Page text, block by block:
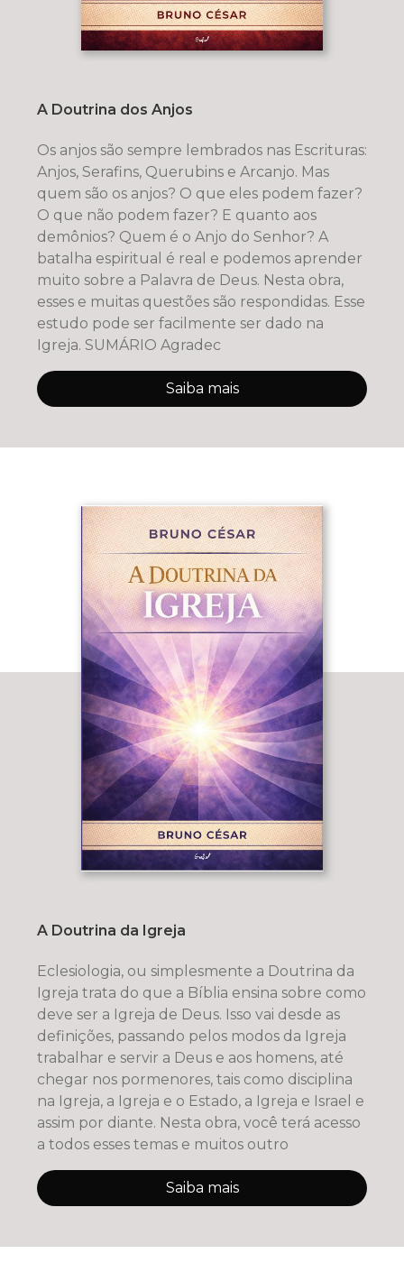
A Doutrina dos Anjos
Os anjos são sempre lembrados nas Escrituras:
Anjos, Serafins, Querubins e Arcanjo. Mas
quem são os anjos? O que eles podem fazer?
O que não podem fazer? E quanto aos
demônios? Quem é o Anjo do Senhor? A
batalha espiritual é real e podemos aprender
muito sobre a Palavra de Deus. Nesta obra,
esses e muitas questões são respondidas. Esse
estudo pode ser facilmente ser dado na
Igreja. SUMÁRIO Agradec
Saiba mais
A Doutrina da Igreja
Eclesiologia, ou simplesmente a Doutrina da
Igreja trata do que a Bíblia ensina sobre como
deve ser a Igreja de Deus. Isso vai desde as
definições, passando pelos modos da Igreja
trabalhar e servir a Deus e aos homens, até
chegar nos pormenores, tais como disciplina
na Igreja, a Igreja e o Estado, a Igreja e Israel e
assim por diante. Nesta obra, você terá acesso
a todos esses temas e muitos outro
Saiba mais